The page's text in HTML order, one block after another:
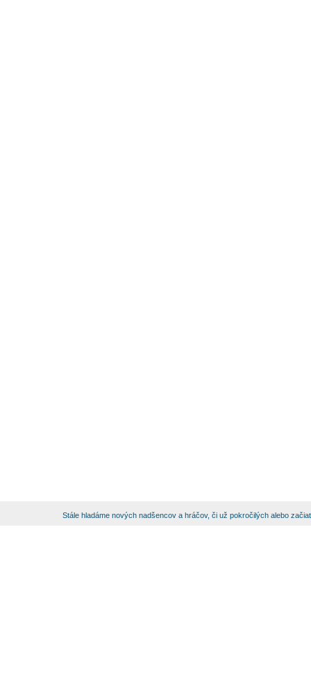
Stále hladáme nových nadšencov a hráčov, či už pokročilých alebo